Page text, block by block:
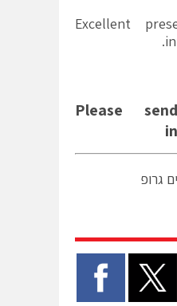
– Excellent
Please
גרופ